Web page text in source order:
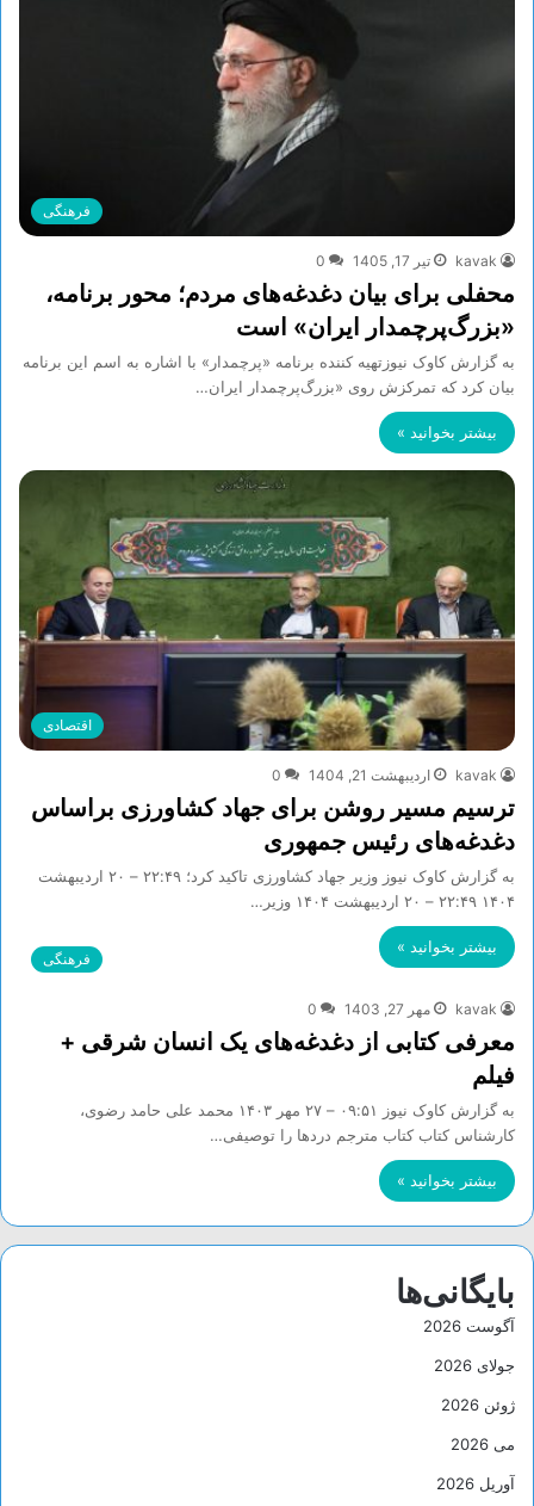
فرهنگی
kavak تیر 17, 1405 0
محفلی برای بیان دغدغه‌های مردم؛ محور برنامه،
«بزرگ‌پرچمدار ایران» است
به گزارش کاوک نیوزتهیه کننده برنامه «پرچمدار» با اشاره به اسم این برنامه
بیان کرد که تمرکزش روی «بزرگ‌پرچمدار ایران…
بیشتر بخوانید »
اقتصادی
kavak اردیبهشت 21, 1404 0
ترسیم مسیر روشن برای جهاد کشاورزی براساس
دغدغه‌های رئیس جمهوری
به گزارش کاوک نیوز وزیر جهاد کشاورزی تاکید کرد؛ ۲۲:۴۹ – ۲۰ ارديبهشت
۱۴۰۴ ۲۲:۴۹ – ۲۰ ارديبهشت ۱۴۰۴ وزیر…
بیشتر بخوانید »
فرهنگی
kavak مهر 27, 1403 0
معرفی کتابی از دغدغه‌های یک انسان شرقی +
فیلم
به گزارش کاوک نیوز ۰۹:۵۱ – ۲۷ مهر ۱۴۰۳ محمد علی حامد رضوی،
کارشناس کتاب کتاب مترجم دردها را توصیفی…
بیشتر بخوانید »
بایگانی‌ها
آگوست 2026
جولای 2026
ژوئن 2026
می 2026
آوریل 2026